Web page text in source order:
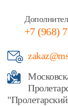
+7 (968)